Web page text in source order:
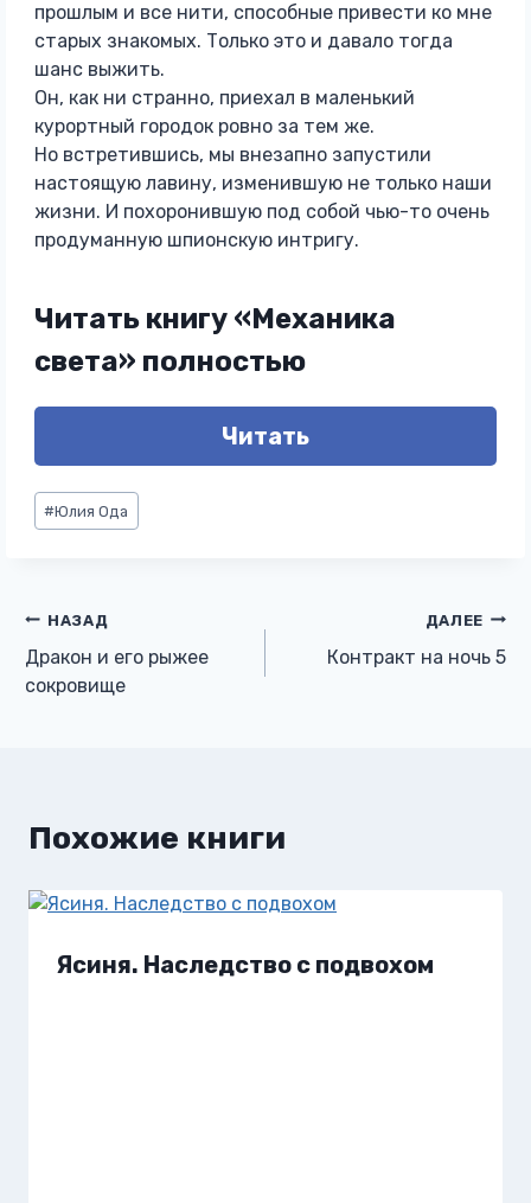
прошлым и все нити, способные привести ко мне
старых знакомых. Только это и давало тогда
шанс выжить.
Он, как ни странно, приехал в маленький
курортный городок ровно за тем же.
Но встретившись, мы внезапно запустили
настоящую лавину, изменившую не только наши
жизни. И похоронившую под собой чью-то очень
продуманную шпионскую интригу.
Читать книгу «Механика
света» полностью
Читать
Метки
записи:
#Юлия Ода
Навигация
по
НАЗАД
Дракон и его рыжее
сокровище
ДАЛЕЕ
Контракт на ночь 5
Похожие книги
Ясиня. Наследство с подвохом